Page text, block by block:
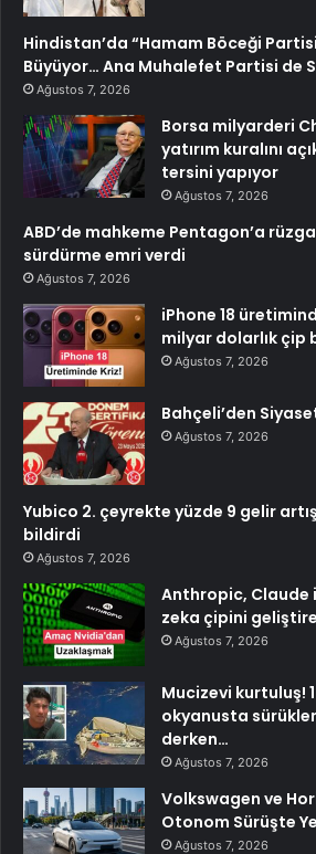
Hindistan’da “Hamam Böceği
Büyüyor… Ana Muhalefet Partisi de
Ağustos 7, 2026
Borsa milyarderi
yatırım kuralını
tersini yapıyor
Ağustos 7, 2026
ABD’de mahkeme Pentagon’a
sürdürme emri verdi
Ağustos 7, 2026
iPhone 18
milyar dolarlık çip
Ağustos 7, 2026
Bahçeli’den
Ağustos 7, 2026
Yubico 2. çeyrekte yüzde 9 gelir
bildirdi
Ağustos 7, 2026
Anthropic, Claude
zeka çipini
Ağustos 7, 2026
Mucizevi kurtuluş!
okyanusta
derken…
Ağustos 7, 2026
Volkswagen ve
Otonom Sürüşte
Ağustos 7, 2026